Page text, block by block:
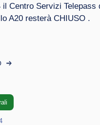
il Centro Servizi Telepass
A20 resterà CHIUSO .